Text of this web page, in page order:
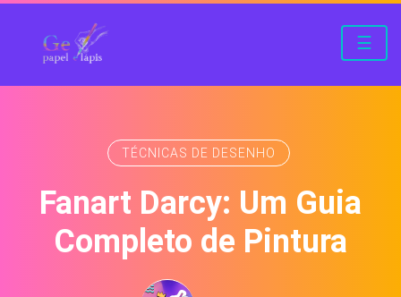
☰
TÉCNICAS DE DESENHO
Fanart Darcy: Um Guia
Completo de Pintura